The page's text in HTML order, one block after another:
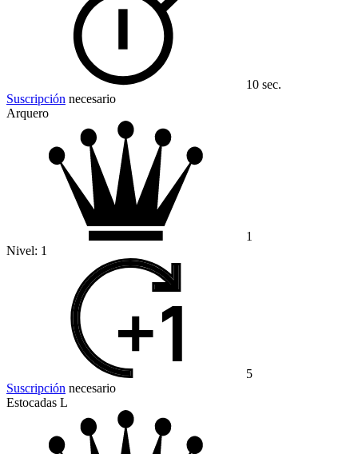
10 sec.
Suscripción necesario
Arquero
1
Nivel: 1
5
Suscripción necesario
Estocadas L